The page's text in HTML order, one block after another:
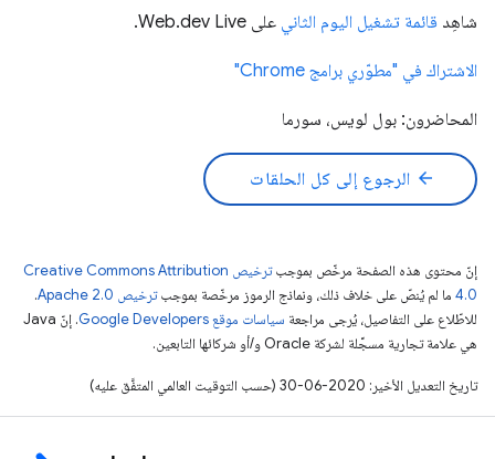
شاهِد قائمة تشغيل اليوم الثاني على Web.dev Live.
الاشتراك في "مطوّري برامج Chrome"
المحاضرون: بول لويس، سورما
arrow_back الرجوع إلى كل الحلقات
إنّ محتوى هذه الصفحة مرخّص بموجب
ترخيص Creative Commons Attribution
4.0‏ ما لم يُنصّ على خلاف ذلك، ونماذج الرموز مرخّصة بموجبترخيص Apache 2.0‏
.
للاطّلاع على التفاصيل، يُرجى مراجعة سياسات موقع Google Developers‏
. إنّ Java
هي علامة تجارية مسجَّلة لشركة Oracle و/أو شركائها التابعين.
تاريخ التعديل الأخير: 2020-06-30 (حسب التوقيت العالمي المتفَّق عليه)